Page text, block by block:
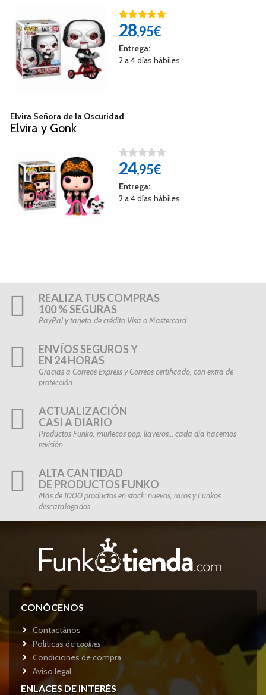
28,95€
Entrega:
2 a 4 días hábiles
Elvira Señora de la Oscuridad
Elvira y Gonk
24,95€
Entrega:
2 a 4 días hábiles
REALIZA TUS COMPRAS
100 % SEGURAS
PayPal y tarjeta de crédito Visa o Mastercard
ENVÍOS SEGUROS Y
EN 24 HORAS
Gracias a Correos Express y Correos certificado, con extra de
protección
ACTUALIZACIÓN
CASI A DIARIO
Productos Funko, muñecos pop, llaveros… cada día hacemos
revisión
ALTA CANTIDAD
DE PRODUCTOS FUNKO
Más de 1000 productos en stock: nuevos, raros y Funkos
descatalogados
CONÓCENOS
Contactános
Políticas decookies
Condiciones de compra
Aviso legal
ENLACES DE INTERÉS